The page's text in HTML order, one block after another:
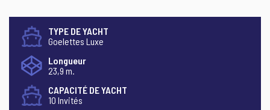
TYPE DE YACHT
Goelettes Luxe
Longueur
23,9 m.
CAPACITÉ DE YACHT
10 Invités